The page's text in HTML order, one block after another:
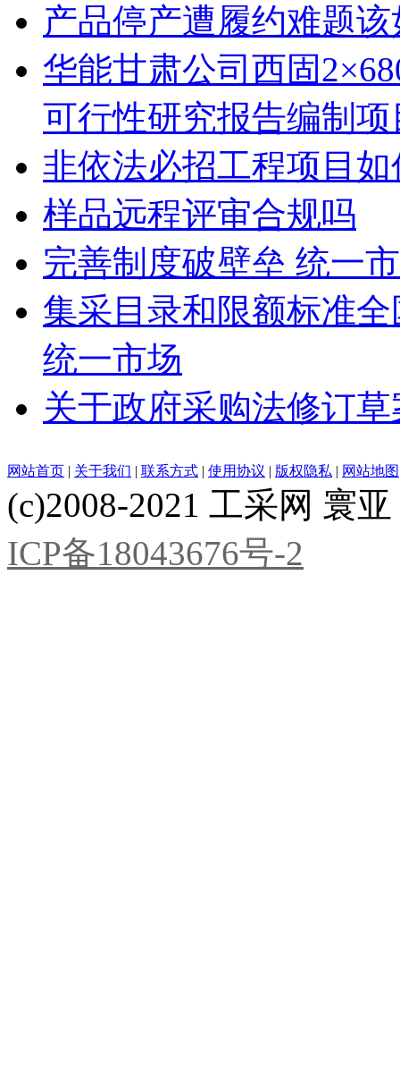
产品停产遭履约难题
华能甘肃公司西固
可行性研究报告编制
非依法必招工程项目
样品远程评审合规吗
完善制度破壁垒 统一
集采目录和限额标准
统一市场
关于政府采购法修订
网站首页 | 关于我们 | 联系方式 | 使用协议 | 版权隐私 | 网站地图
(c)2008-2021 工采网 寰
ICP备18043676号-2